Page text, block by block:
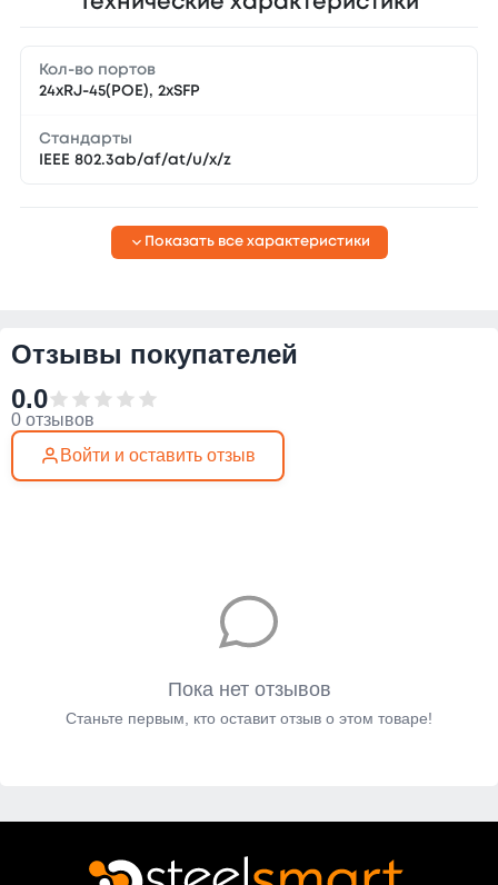
Кол-во портов
24xRJ-45(POE), 2xSFP
Cтандарты
IEEE 802.3ab/af/at/u/x/z
Показать все характеристики
Отзывы покупателей
0.0
0 отзывов
Войти и оставить отзыв
Пока нет отзывов
Станьте первым, кто оставит отзыв о этом товаре!